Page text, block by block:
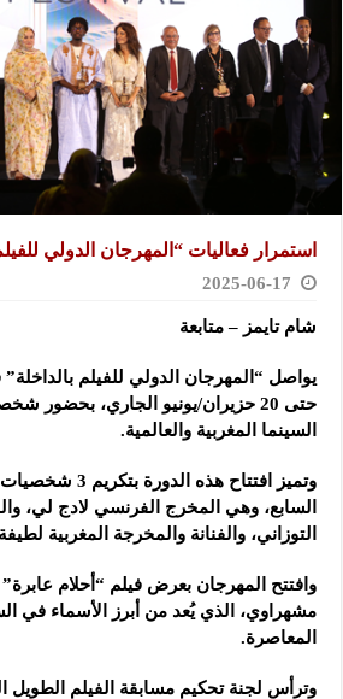
استمرار فعاليات “المهرجان الدولي
2025-06-17
شام تايمز – متابعة
حتى 20 حزيران/يونيو الجاري، بحضور
السينما المغربية والعالمية.
وتميز افتتاح هذه
السابع، وهي المخرج الفرنسي لادج لي،
التوزاني، والفنانة والمخرجة المغربية
وافتتح المهرجان بعرض فيلم “أحلام
مشهراوي، الذي يُعد من أبرز الأسماء في
المعاصرة.
وترأس لجنة تحكيم مسابقة الفيلم الطويل